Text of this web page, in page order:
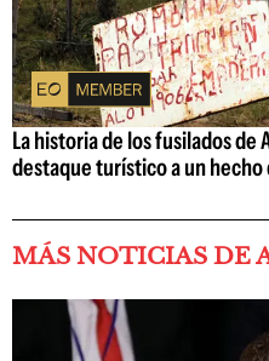
La historia de los fusilados
destaque turístico a un hecho
MÁS NOTICIAS DE